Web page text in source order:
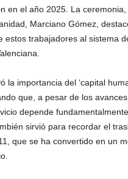
en el año 2025. La
Marciano Gómez,
estos trabajadores al sistema
la importancia del ‘capital
que, a pesar de los
depende
sirvió para recordar el
que se ha convertido en un